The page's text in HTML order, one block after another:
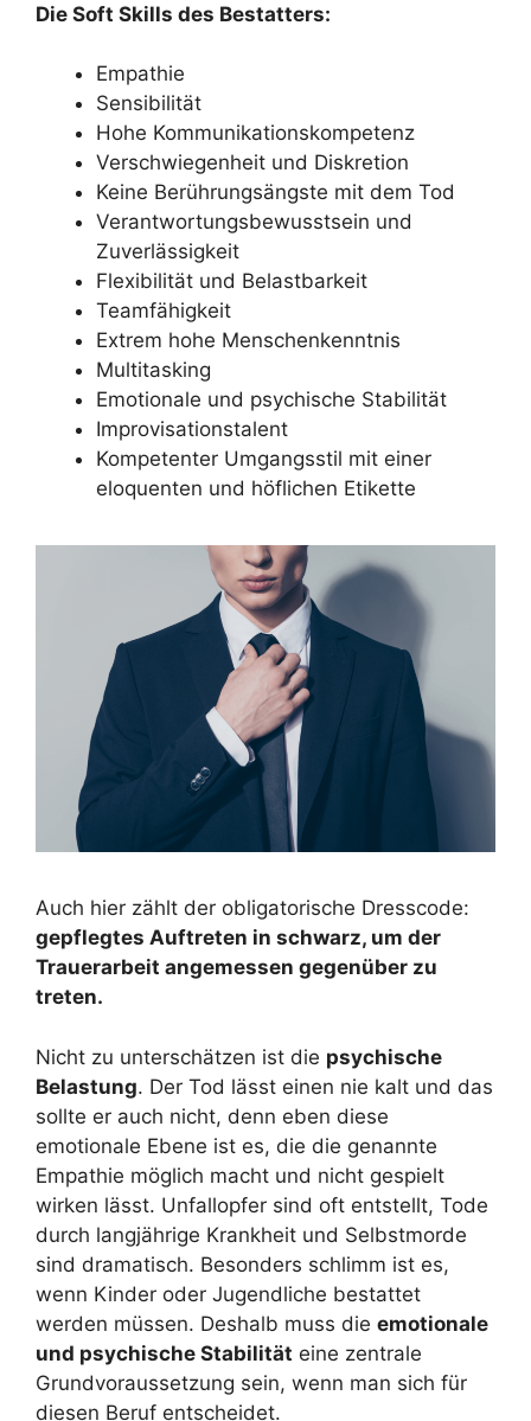
Die Soft Skills des Bestatters:
Empathie
Sensibilität
Hohe Kommunikationskompetenz
Verschwiegenheit und Diskretion
Keine Berührungsängste mit dem Tod
Verantwortungsbewusstsein und
Zuverlässigkeit
Flexibilität und Belastbarkeit
Teamfähigkeit
Extrem hohe Menschenkenntnis
Multitasking
Emotionale und psychische Stabilität
Improvisationstalent
Kompetenter Umgangsstil mit einer
eloquenten und höflichen Etikette
Auch hier zählt der obligatorische Dresscode:
gepflegtes Auftreten in schwarz, um der
Trauerarbeit angemessen gegenüber zu
treten.
Nicht zu unterschätzen ist die psychische
Belastung. Der Tod lässt einen nie kalt und das
sollte er auch nicht, denn eben diese
emotionale Ebene ist es, die die genannte
Empathie möglich macht und nicht gespielt
wirken lässt. Unfallopfer sind oft entstellt, Tode
durch langjährige Krankheit und Selbstmorde
sind dramatisch. Besonders schlimm ist es,
wenn Kinder oder Jugendliche bestattet
werden müssen. Deshalb muss die emotionale
und psychische Stabilität eine zentrale
Grundvoraussetzung sein, wenn man sich für
diesen Beruf entscheidet.